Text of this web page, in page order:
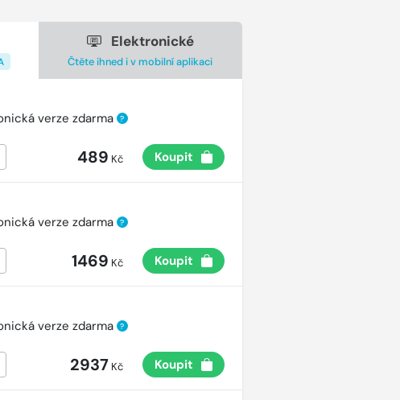
Elektronické
Čtěte ihned i v mobilní aplikaci
verze zdarma ?
489 Kč Koupit
verze zdarma ?
1469 Kč Koupit
verze zdarma ?
2937 Kč Koupit